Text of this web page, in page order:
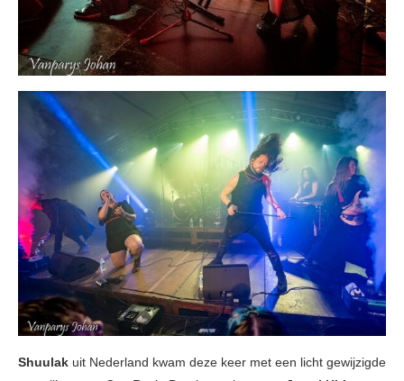
Shuulak uit Nederland kwam deze keer met een licht gewijzigde